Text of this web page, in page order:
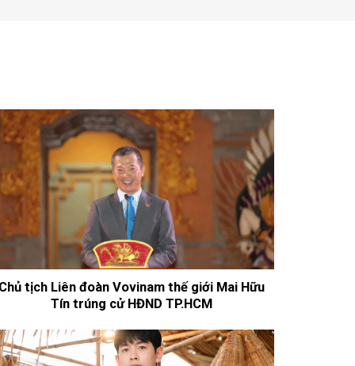
Chủ tịch Liên đoàn Vovinam thế giới Mai Hữu
Tín trúng cử HĐND TP.HCM